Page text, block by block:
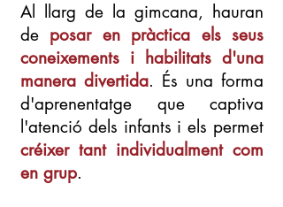
Al llarg de la gimcana, hauran
de posar en pràctica els seus
coneixements i habilitats d'una
manera divertida. És una forma
d'aprenentatge que captiva
l'atenció dels infants i els permet
créixer tant individualment com
en grup.